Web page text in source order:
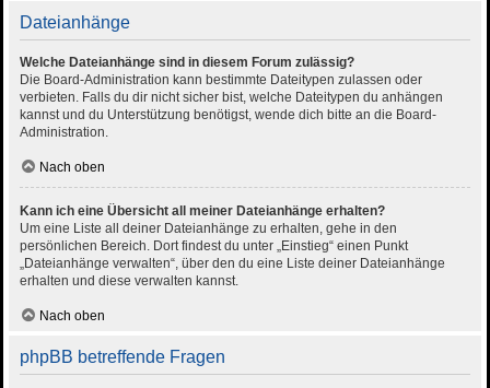
Dateianhänge
Welche Dateianhänge sind in diesem Forum zulässig?
Die Board-Administration kann bestimmte Dateitypen zulassen oder
verbieten. Falls du dir nicht sicher bist, welche Dateitypen du anhängen
kannst und du Unterstützung benötigst, wende dich bitte an die Board-
Administration.
Nach oben
Kann ich eine Übersicht all meiner Dateianhänge erhalten?
Um eine Liste all deiner Dateianhänge zu erhalten, gehe in den
persönlichen Bereich. Dort findest du unter „Einstieg“ einen Punkt
„Dateianhänge verwalten“, über den du eine Liste deiner Dateianhänge
erhalten und diese verwalten kannst.
Nach oben
phpBB betreffende Fragen